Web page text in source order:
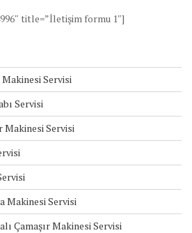
title=”İletişim formu 1″]
Servisi
Servisi
Makinesi Servisi
Makinesi Servisi
Çamaşır Makinesi Servisi